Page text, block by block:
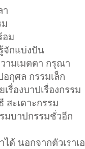
า
อม
จักแบ่งปัน
ามเมตตา กรุณา
กุศล กรรมเล็ก
รื่องบาปเรื่องกรรม
สะเดาะกรรม
มบาปกรรมชั่วอีก
ได้ นอกจากตัวเราเ